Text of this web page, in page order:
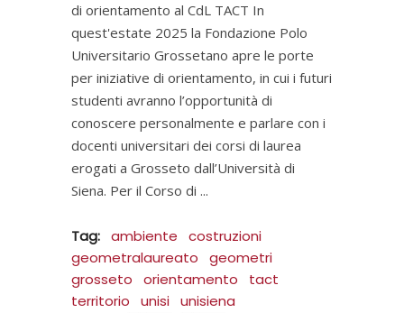
di orientamento al CdL TACT In
quest'estate 2025 la Fondazione Polo
Universitario Grossetano apre le porte
per iniziative di orientamento, in cui i futuri
studenti avranno l’opportunità di
conoscere personalmente e parlare con i
docenti universitari dei corsi di laurea
erogati a Grosseto dall’Università di
Siena. Per il Corso di
Tag: ambiente
costruzioni
geometralaureato
geometri
grosseto
orientamento
tact
territorio
unisi unisiena